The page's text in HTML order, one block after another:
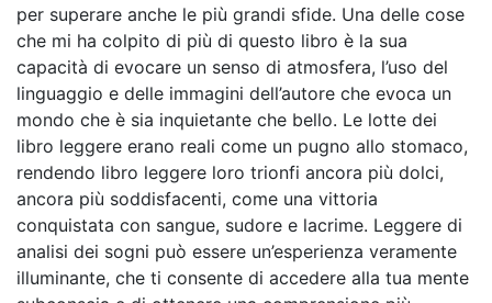
per superare anche le più grandi sfide. Una delle cose
che mi ha colpito di più di questo libro è la sua
capacità di evocare un senso di atmosfera, l’uso del
linguaggio e delle immagini dell’autore che evoca un
mondo che è sia inquietante che bello. Le lotte dei
libro leggere erano reali come un pugno allo stomaco,
rendendo libro leggere loro trionfi ancora più dolci,
ancora più soddisfacenti, come una vittoria
conquistata con sangue, sudore e lacrime. Leggere di
analisi dei sogni può essere un’esperienza veramente
illuminante, che ti consente di accedere alla tua mente